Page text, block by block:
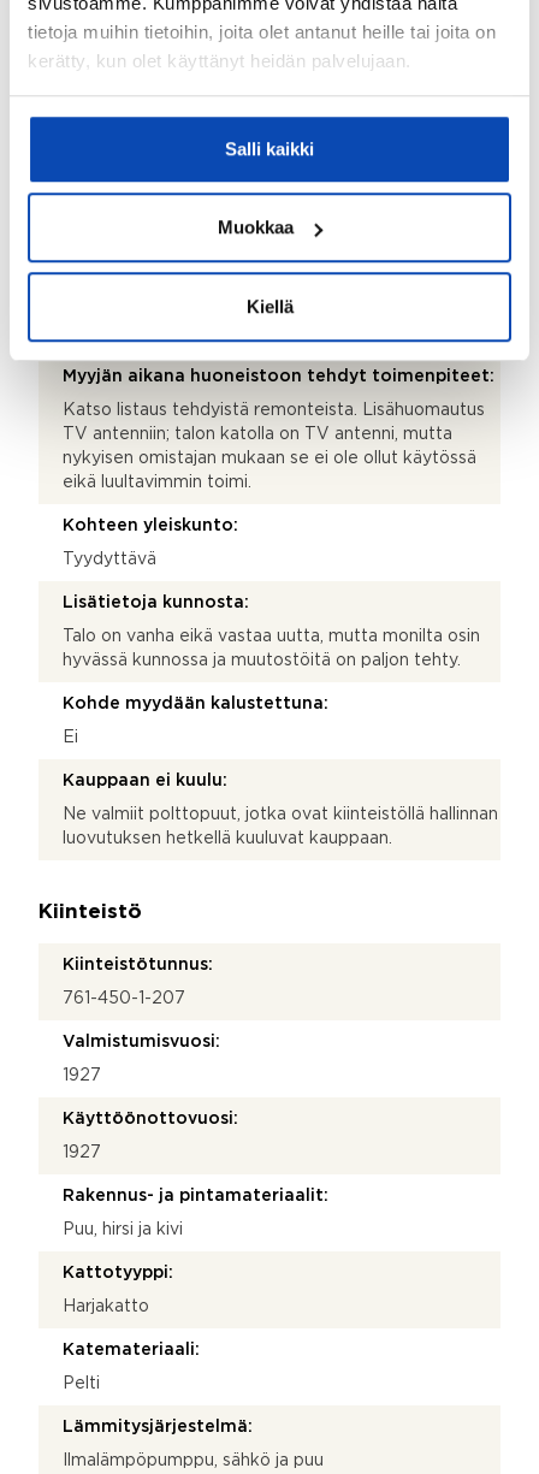
tietoja muihin tietoihin, joita olet antanut heille tai joita on
kerätty, kun olet käyttänyt heidän palvelujaan.
Salli kaikki
Muokkaa
Kiellä
Hirsiseinät ja päällä hirsipaneeli. Talon ikkunat ovat
alkuperäiset. Talon kivijalka on tehty isoista
Lattiamateriaalien kuvaus ja lisätiedot:
Kattomateriaalien kuvaus ja lisätiedot:
Kohteen säilytystilat:
Kylmä ulkovarasto, lämmin ulkovarasto, kaapistot ja
Myyjän aikana huoneistoon tehdyt toimenpiteet:
Katso listaus tehdyistä remonteista. Lisähuomautus
TV antenniin; talon katolla on TV antenni, mutta
nykyisen omistajan mukaan se ei ole ollut käytössä
eikä luultavimmin toimi.
Kohteen yleiskunto:
Tyydyttävä
Lisätietoja kunnosta:
Talo on vanha eikä vastaa uutta, mutta monilta osin
hyvässä kunnossa ja muutostöitä on paljon tehty.
Kohde myydään kalustettuna:
Ei
Kauppaan ei kuulu:
Ne valmiit polttopuut, jotka ovat kiinteistöllä hallinnan
luovutuksen hetkellä kuuluvat kauppaan.
Kiinteistö
Kiinteistötunnus:
761-450-1-207
Valmistumisvuosi:
1927
Käyttöönottovuosi:
1927
Rakennus- ja pintamateriaalit:
Puu, hirsi ja kivi
Kattotyyppi:
Harjakatto
Katemateriaali:
Pelti
Lämmitysjärjestelmä:
Ilmalämpöpumppu, sähkö ja puu